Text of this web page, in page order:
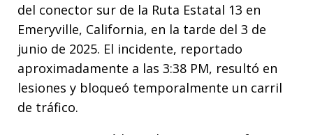
del conector sur de la Ruta Estatal 13 en
Emeryville, California, en la tarde del 3 de
junio de 2025. El incidente, reportado
aproximadamente a las 3:38 PM, resultó en
lesiones y bloqueó temporalmente un carril
de tráfico.